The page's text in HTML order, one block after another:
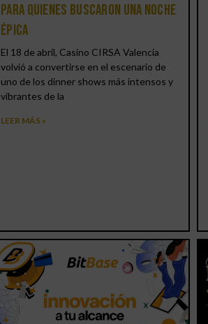
para quienes buscaron una noche
épica
El 18 de abril, Casino CIRSA Valencia
volvió a convertirse en el escenario de
uno de los dinner shows más intensos y
vibrantes de la
LEER MÁS »